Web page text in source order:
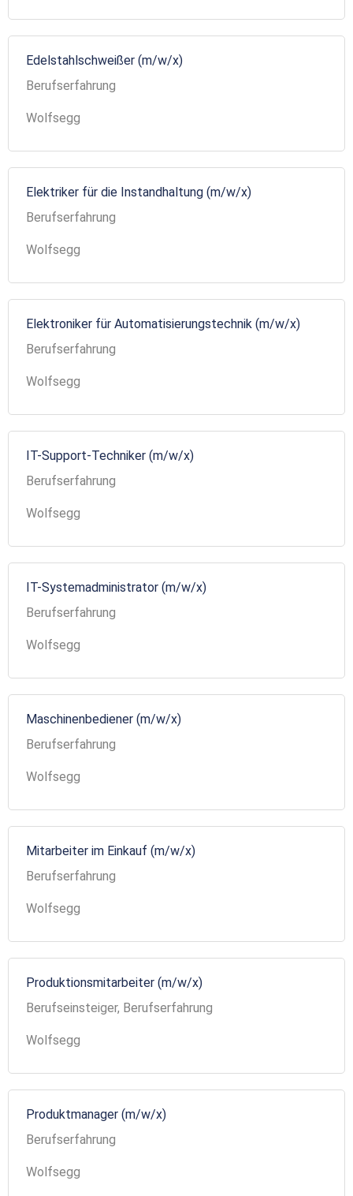
Edelstahlschweißer (m/w/x)
Berufserfahrung
Wolfsegg
Elektriker für die Instandhaltung (m/w/x)
Berufserfahrung
Wolfsegg
Elektroniker für Automatisierungstechnik (m/w/x)
Berufserfahrung
Wolfsegg
IT-Support-Techniker (m/w/x)
Berufserfahrung
Wolfsegg
IT-Systemadministrator (m/w/x)
Berufserfahrung
Wolfsegg
Maschinenbediener (m/w/x)
Berufserfahrung
Wolfsegg
Mitarbeiter im Einkauf (m/w/x)
Berufserfahrung
Wolfsegg
Produktionsmitarbeiter (m/w/x)
Berufseinsteiger, Berufserfahrung
Wolfsegg
Produktmanager (m/w/x)
Berufserfahrung
Wolfsegg